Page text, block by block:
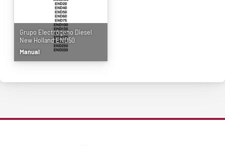
Grupo Electrógeno Diesel
New Holland END50
Manual